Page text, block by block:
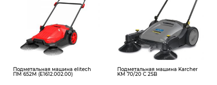
Подметальная машина elitech
ПМ 652М (E1612.002.00)
Подметальная машина Karcher
KM 70/20 C 2SB